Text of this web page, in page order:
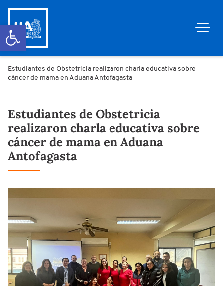
Abrir barra de herramientas
Estudiantes de Obstetricia realizaron charla educativa sobre
cáncer de mama en Aduana Antofagasta
Estudiantes de Obstetricia
realizaron charla educativa sobre
cáncer de mama en Aduana
Antofagasta